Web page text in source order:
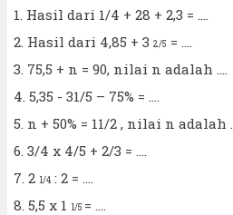
1. Hasil dari 1/4 + 28 + 2,3 = ....
2. Hasil dari 4,85 + 3 2/5 = ....
3. 75,5 + n = 90, nilai n adalah ....
4. 5,35 - 31/5 – 75% = ....
5. n + 50% = 11/2 , nilai n adalah ....
6. 3/4 x 4/5 + 2/3 = ....
7. 2 1/4 : 2 = ....
8. 5,5 x 1 1/5 = ....